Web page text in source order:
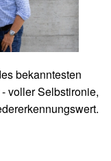
bekanntesten
voller Selbstironie,